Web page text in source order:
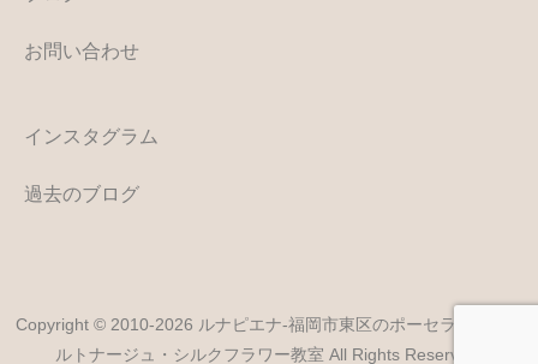
お問い合わせ
インスタグラム
過去のブログ
Copyright © 2010-2026 ルナピエナ-福岡市東区のポーセラーツ・カ
ルトナージュ・シルクフラワー教室 All Rights Reserved.